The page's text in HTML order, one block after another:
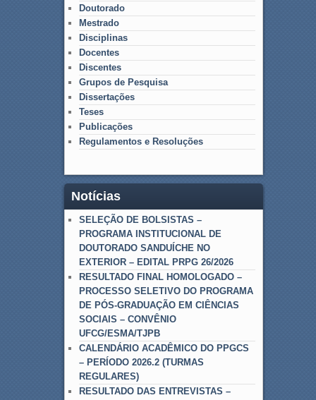
Doutorado
Mestrado
Disciplinas
Docentes
Discentes
Grupos de Pesquisa
Dissertações
Teses
Publicações
Regulamentos e Resoluções
Notícias
SELEÇÃO DE BOLSISTAS –
PROGRAMA INSTITUCIONAL DE
DOUTORADO SANDUÍCHE NO
EXTERIOR – EDITAL PRPG 26/2026
RESULTADO FINAL HOMOLOGADO –
PROCESSO SELETIVO DO PROGRAMA
DE PÓS-GRADUAÇÃO EM CIÊNCIAS
SOCIAIS – CONVÊNIO
UFCG/ESMA/TJPB
CALENDÁRIO ACADÊMICO DO PPGCS
– PERÍODO 2026.2 (TURMAS
REGULARES)
RESULTADO DAS ENTREVISTAS –